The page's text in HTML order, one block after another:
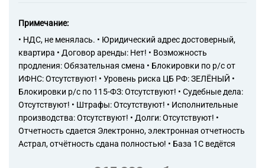
Примечание:
• НДС, не менялась. • Юридический адрес достоверный,
квартира • Договор аренды: Нет! • Возможность
продления: Обязательная смена • Блокировки по р/с от
ИФНС: Отсутствуют! • Уровень риска ЦБ РФ: ЗЕЛЁНЫЙ •
Блокировки р/с по 115-ФЗ: Отсутствуют! • Судебные дела:
Отсутствуют! • Штрафы: Отсутствуют! • Исполнительные
производства: Отсутствуют! • Долги: Отсутствуют! •
Отчетность сдается Электронно, электронная отчетность
Астрал, отчётность сдана полностью! • База 1С ведётся